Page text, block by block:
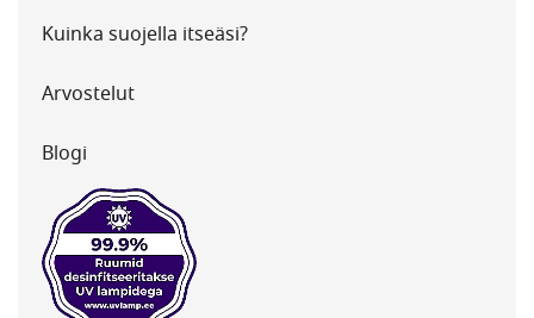
Kuinka suojella itseäsi?
Arvostelut
Blogi